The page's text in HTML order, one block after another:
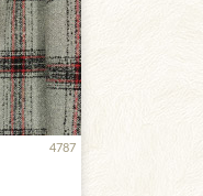
4787